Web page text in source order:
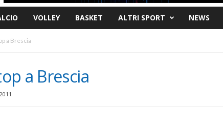
VOLLEY BASKET ALTRI SPORT NEWS
a Brescia
a Brescia